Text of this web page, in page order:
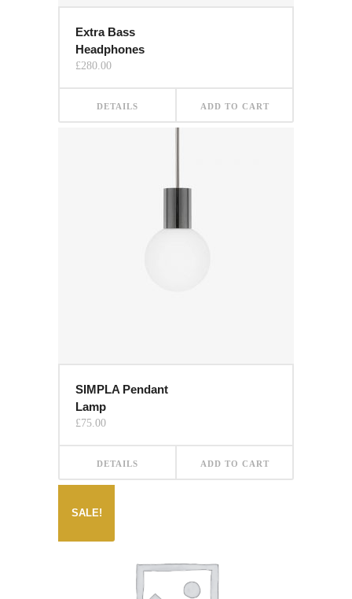
Extra Bass
Headphones
£280.00
DETAILS ADD TO CART
SIMPLA Pendant
Lamp
£75.00
DETAILS ADD TO CART
SALE!